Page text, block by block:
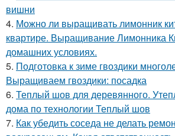
вишни
4. Можно ли выращивать лимонник
квартире. Выращивание Лимонника
домашних условиях.
5. Подготовка к зиме гвоздики
Выращиваем гвоздики: посадка
6. Теплый шов для деревянного.
дома по технологии Теплый шов
7. Как убедить соседа не делать